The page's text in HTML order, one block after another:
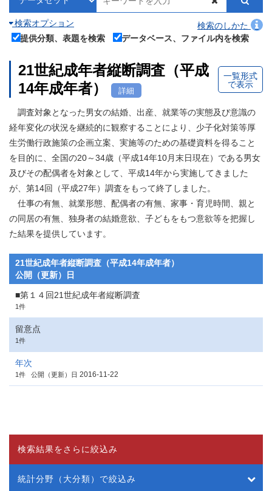
検索オプション
検索のしかた
提供分類、表題を検索
データベース、ファイル内を検索
21世紀成年者縦断調査（平成
14年成年者）
詳細
一覧形式
で表示
調査対象となった男女の結婚、出産、就業等の実態及び意識の
経年変化の状況を継続的に観察することにより、少子化対策等厚
生労働行政施策の企画立案、実施等のための基礎資料を得ること
を目的に、全国の20～34歳（平成14年10月末日現在）である男女
及びその配偶者を対象として、平成14年から実施してきました
が、第14回（平成27年）調査をもって終了しました。
仕事の有無、就業形態、配偶者の有無、家事・育児時間、親と
の同居の有無、独身者の結婚意欲、子どもをもつ意欲等を把握し
た結果を提供しています。
21世紀成年者縦断調査（平成14年成年者）
公開（更新）日
■第１４回21世紀成年者縦断調査
1件
留意点
1件
年次
1件 公開（更新）日 2016-11-22
検索結果をさらに絞込み
統計分野（大分類）で絞込み